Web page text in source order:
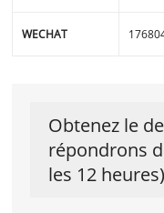
WECHAT
Obtenez le
répondrons
les 12 heures)